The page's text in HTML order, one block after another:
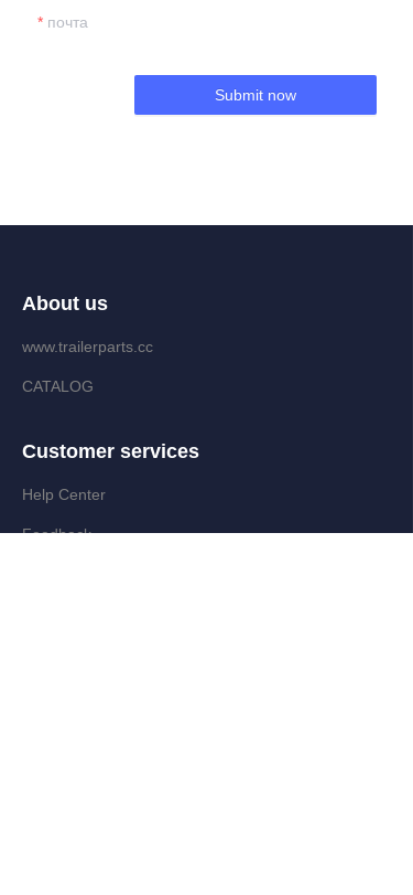
почта
Submit now
About us
www.trailerparts.cc
CATALOG
Customer services
Help Center
Feedback
RU